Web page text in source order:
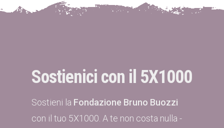
Sostienici con il 5X1000
Sostieni la Fondazione Bruno Buozzi
con il tuo 5X1000. A te non costa nulla -